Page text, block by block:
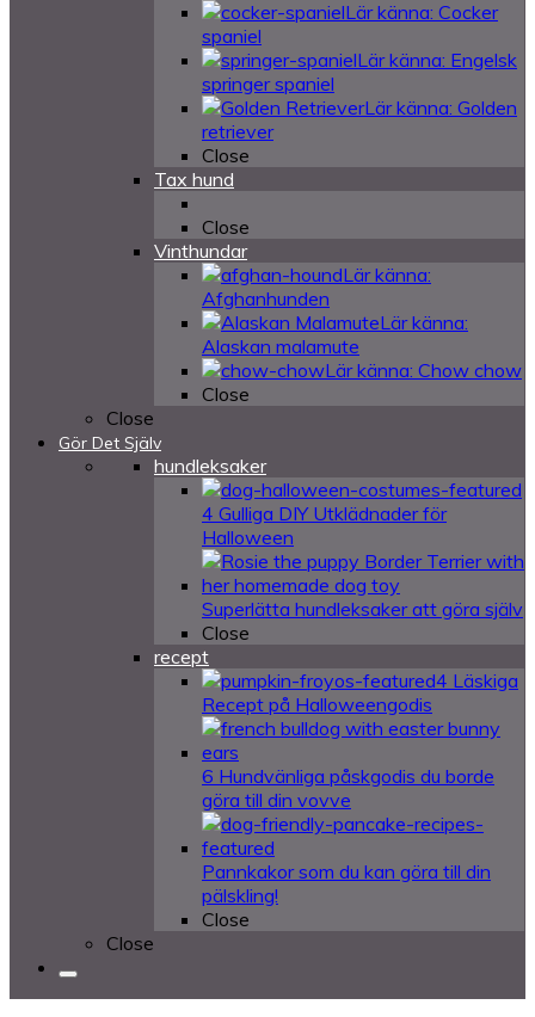
Lär känna: Cocker
spaniel
Lär känna: Engelsk
springer spaniel
Lär känna: Golden
retriever
Close
Tax hund
Close
Vinthundar
Lär känna:
Afghanhunden
Lär känna:
Alaskan malamute
Lär känna: Chow chow
Close
Close
Gör Det Själv
hundleksaker
4 Gulliga DIY Utklädnader för
Halloween
Superlätta hundleksaker att göra själv
Close
recept
4 Läskiga
Recept på Halloweengodis
6 Hundvänliga påskgodis du borde
göra till din vovve
Pannkakor som du kan göra till din
pälskling!
Close
Close